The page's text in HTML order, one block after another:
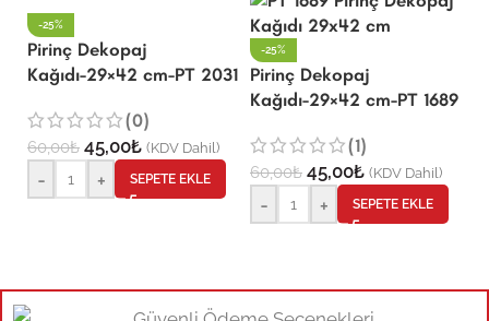
-25%
Pirinç Dekopaj
Kağıdı-29×42 cm-PT 2031
(0)
60,00₺ 45,00₺ (KDV Dahil)
- + SEPETE EKLE
-25%
Pirinç Dekopaj
Kağıdı-29×42 cm-PT 1689
(1)
60,00₺ 45,00₺ (KDV Dahil)
- + SEPETE EKLE